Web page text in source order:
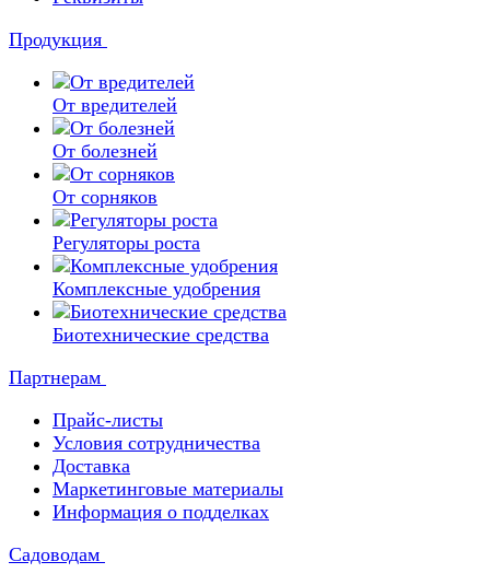
Продукция
От вредителей
От болезней
От сорняков
Регуляторы роста
Комплексные удобрения
Биотехнические средства
Партнерам
Прайс-листы
Условия сотрудничества
Доставка
Маркетинговые материалы
Информация о подделках
Садоводам